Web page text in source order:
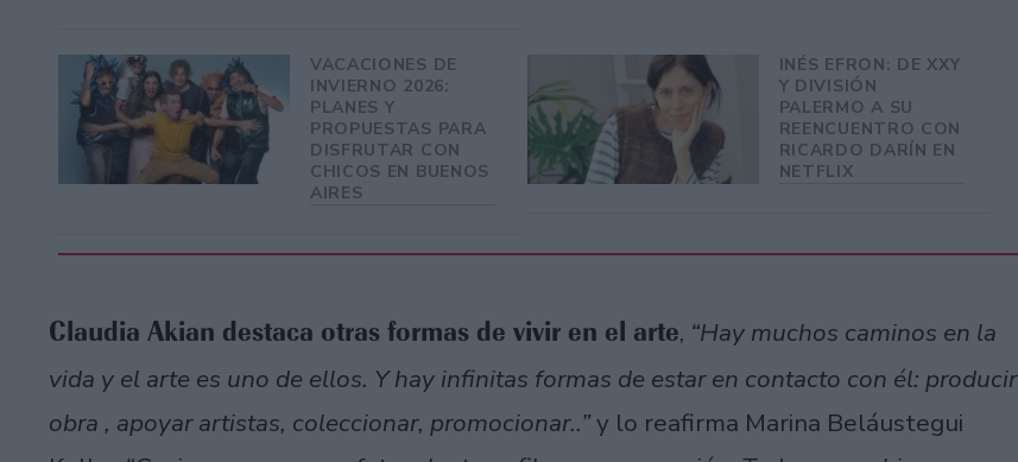
VACACIONES DE
INVIERNO 2026:
PLANES Y
PROPUESTAS PARA
DISFRUTAR CON
CHICOS EN BUENOS
AIRES
INÉS EFRON: DE XXY
Y DIVISIÓN
PALERMO A SU
REENCUENTRO CON
RICARDO DARÍN EN
NETFLIX
Claudia Akian destaca otras formas de vivir en el arte, “Hay muchos caminos en la
vida y el arte es uno de ellos. Y hay infinitas formas de estar en contacto con él: producir
obra , apoyar artistas, coleccionar, promocionar..”y lo reafirma Marina Beláustegui